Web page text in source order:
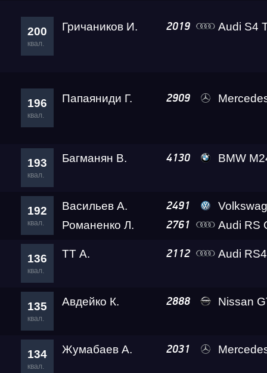
200
квал.
Гричаников И. 2019 Audi S4
196
квал.
Папаяниди Г. 2909 Mercedes-Benz
193
квал.
Багманян В. 4130 BMW M240i
192
квал.
Васильев А. 2491
Романенко Л.
2761 Audi RS
136
квал.
ТТ А. 2112 Audi RS4
135
квал.
Авдейко К. 2888 Nissan GT-R
134
квал.
Жумабаев А. 2031 Mercedes-